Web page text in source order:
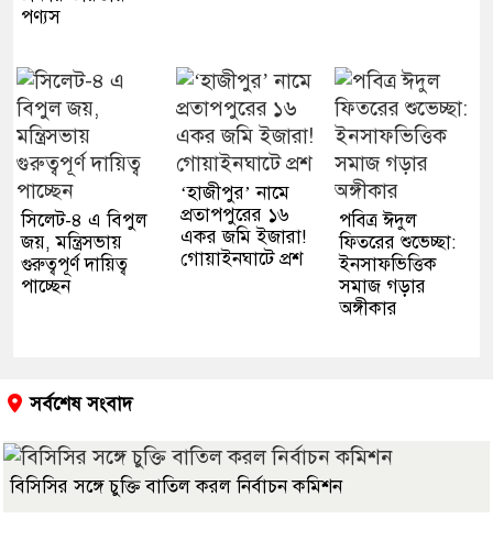
পণ্যস
সিলেট-৪ এ বিপুল
জয়, মন্ত্রিসভায়
গুরুত্বপূর্ণ দায়িত্ব
পাচ্ছেন
‘হাজীপুর’ নামে
প্রতাপপুরের ১৬
একর জমি ইজারা!
গোয়াইনঘাটে প্রশ
পবিত্র ঈদুল
ফিতরের শুভেচ্ছা:
ইনসাফভিত্তিক
সমাজ গড়ার
অঙ্গীকার
সর্বশেষ সংবাদ
বিসিসির সঙ্গে চুক্তি বাতিল করল নির্বাচন কমিশন